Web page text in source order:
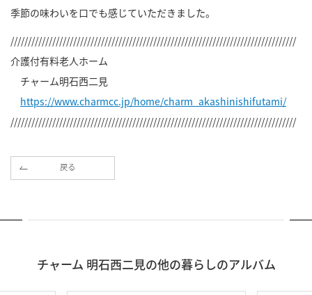
季節の味わいを口でも感じていただきました。
//////////////////////////////////////////////////////////////////////////////////
介護付有料老人ホーム
チャーム明石西二見
https://www.charmcc.jp/home/charm_akashinishifutami/
//////////////////////////////////////////////////////////////////////////////////
戻る
チャーム 明石西二見の他の暮らしのアルバム